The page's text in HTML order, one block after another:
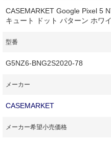
CASEMARKET Google Pixel 5
キュート ドット パターン ホワ
型番
G5NZ6-BNG2S2020-78
メーカー
CASEMARKET
メーカー希望小売価格